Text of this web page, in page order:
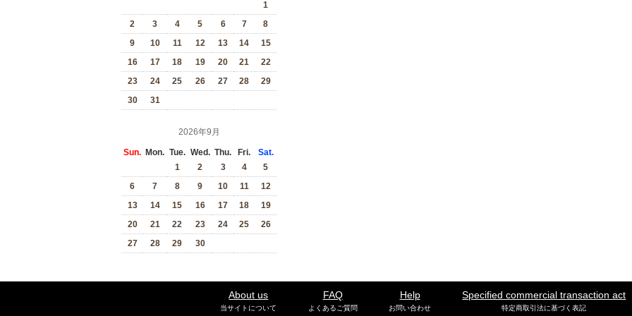
1
2
3 4 5 6 7
8
9
10 11 12 13 14
15
16
17 18 19 20 21
22
23
24 25 26 27 28
29
30
31
2026年9月
Sun. Mon. Tue. Wed. Thu. Fri.
Sat.
1
2 3 4
5
6
7 8 9 10 11
12
13
14 15 16 17 18
19
20
21 22 23 24 25
26
27
28 29 30
About us
当サイトについて
FAQ
よくあるご質問
Help
お問い合わせ
Specified commercial transaction act
特定商取引法に基づく表記